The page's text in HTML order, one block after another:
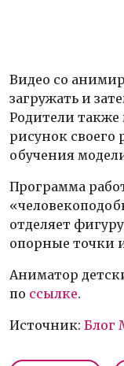
Видео со
загружать и
Родители также
рисунок своего
обучения
Программа
отделяет
опорные точки
Аниматор
по ссылке.
Источник: Блог